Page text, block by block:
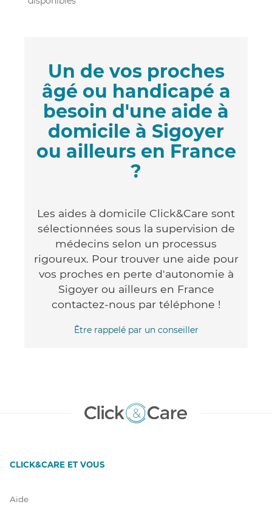
Un de vos proches
âgé ou handicapé a
besoin d'une aide à
domicile à Sigoyer
ou ailleurs en France
?
Les aides à domicile Click&Care sont
sélectionnées sous la supervision de
médecins selon un processus
rigoureux. Pour trouver une aide pour
vos proches en perte d'autonomie à
Sigoyer ou ailleurs en France
contactez-nous par téléphone !
Être rappelé par un conseiller
CLICK&CARE ET VOUS
Aide